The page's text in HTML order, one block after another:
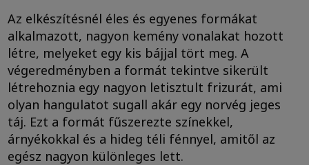
Az elkészítésnél éles és egyenes formákat
alkalmazott, nagyon kemény vonalakat hozott
létre, melyeket egy kis bájjal tört meg. A
végeredményben a formát tekintve sikerült
létrehoznia egy nagyon letisztult frizurát, ami
olyan hangulatot sugall akár egy norvég jeges
táj. Ezt a formát fűszerezte színekkel,
árnyékokkal és a hideg téli fénnyel, amitől az
egész nagyon különleges lett.